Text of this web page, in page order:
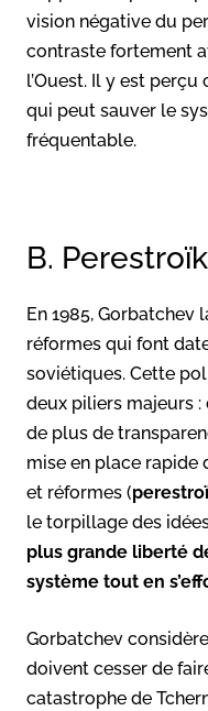
vision négative du
contraste fortement
l’Ouest. Il y est
qui peut sauver le
fréquentable.
B.
En 1985, Gorbatchev
réformes qui font
soviétiques. Cette
deux piliers majeurs :
de plus de
mise en place rapide
et réformes (
le torpillage des
plus grande liberté
système tout en
Gorbatchev
doivent cesser de
catastrophe de